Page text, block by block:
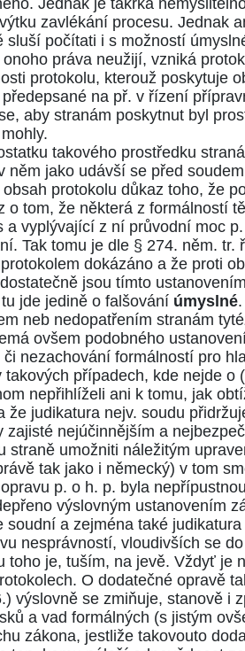
Jednak je takřka
zavlékání procesu. Jednak
sluší počítati i s možností
práva neužijí, vzniká
protokolu, kterouž poskytuje
na př. v řízení
aby stranám poskytnut byl
takového prostředku
něm jako udávší se před
protokolu důkaz toho, že
o tom, že některá z formálností
a vyplývající z ní průvodní moc
Tak tomu je dle § 274. něm. tr.
dokázáno a že proti
jsou tímto
jde jedině o falšování úmyslné.
neb nedopatřením stranám
ovšem podobného
nezachování formálností pro
takových případech, kde nejde o
nepřihlíželi ani k tomu, jak
že judikatura nejv. soudu
zajisté nejúčinnějším a
straně umožniti náležitým
tak jako i německý) v tom
p. o h. p. byla
výslovným ustanovením
soudní a zejména také
nesprávností, vloudivších se
toho je, tuším, na jevě. Vždyť
O dodatečné opravě
výslovně se zmiňuje, stanově i
a vad formálných (s jistým
zákona, jestliže takovouto